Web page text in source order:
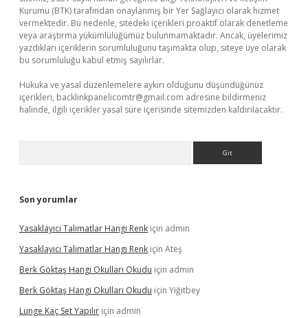
Kurumu (BTK) tarafından onaylanmış bir Yer Sağlayıcı olarak hizmet
vermektedir. Bu nedenle, sitedeki içerikleri proaktif olarak denetleme
veya araştırma yükümlülüğümüz bulunmamaktadır. Ancak, üyelerimiz
yazdıkları içeriklerin sorumluluğunu taşımakta olup, siteye üye olarak
bu sorumluluğu kabul etmiş sayılırlar.
Hukuka ve yasal düzenlemelere aykırı olduğunu düşündüğünüz
içerikleri, backlinkpanelicomtr@gmail.com adresine bildirmeniz
halinde, ilgili içerikler yasal süre içerisinde sitemizden kaldırılacaktır.
Son yorumlar
Yasaklayıcı Talimatlar Hangi Renk için admin
Yasaklayıcı Talimatlar Hangi Renk için Ateş
Berk Göktaş Hangi Okulları Okudu için admin
Berk Göktaş Hangi Okulları Okudu için Yiğitbey
Lunge Kaç Set Yapılır için admin